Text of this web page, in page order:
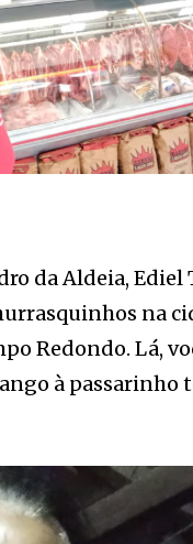
da Aldeia, Ediel
na
Redondo. Lá,
à passarinho